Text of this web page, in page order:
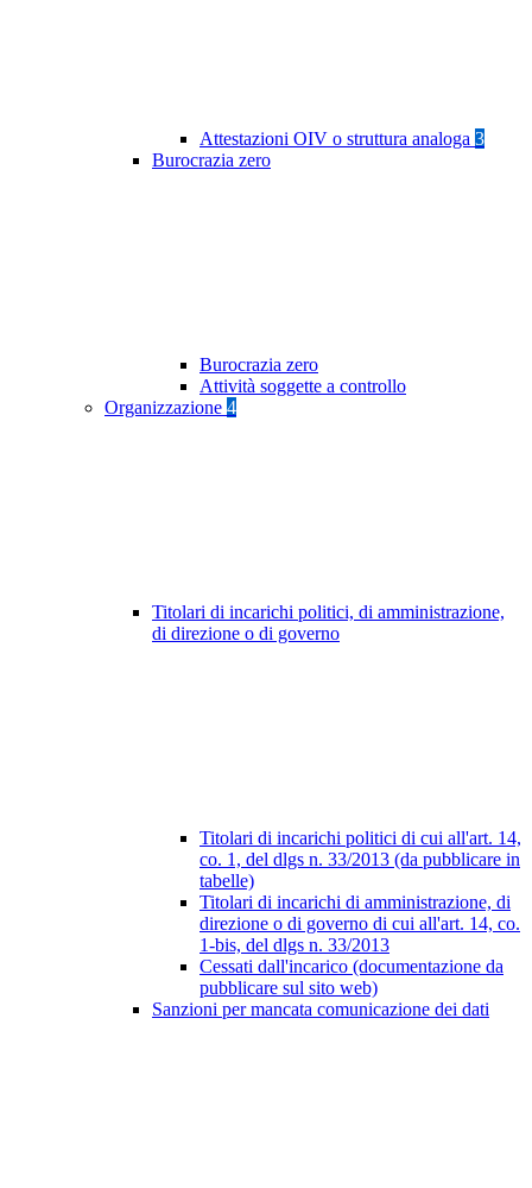
Attestazioni OIV o struttura analoga 3
Burocrazia zero
Burocrazia zero
Attività soggette a controllo
Organizzazione 4
Titolari di incarichi politici, di amministrazione,
di direzione o di governo
Titolari di incarichi politici di cui all'art. 14,
co. 1, del dlgs n. 33/2013 (da pubblicare in
tabelle)
Titolari di incarichi di amministrazione, di
direzione o di governo di cui all'art. 14, co.
1-bis, del dlgs n. 33/2013
Cessati dall'incarico (documentazione da
pubblicare sul sito web)
Sanzioni per mancata comunicazione dei dati